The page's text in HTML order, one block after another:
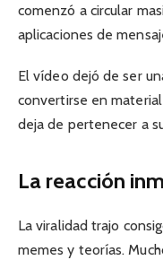
comenzó a circular
aplicaciones de
El vídeo dejó de ser
convertirse en
deja de pertenecer a
La reacción
La viralidad trajo
memes y teorías.